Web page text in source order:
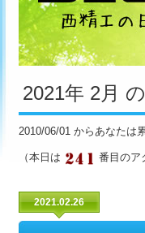
2021年 2月
2010/06/01 からあなたは
（本日は 番目の
2021.02.26